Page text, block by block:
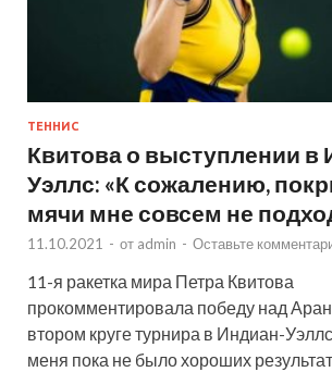
ТЕННИС
Квитова о выступлении в
Уэллс: «К сожалению,
мячи мне совсем не
11.10.2021 - от admin - Оставьте
11-я ракетка мира Петра Квитова
прокомментировала победу над
втором круге турнира в Индиан-
меня пока не было хороших